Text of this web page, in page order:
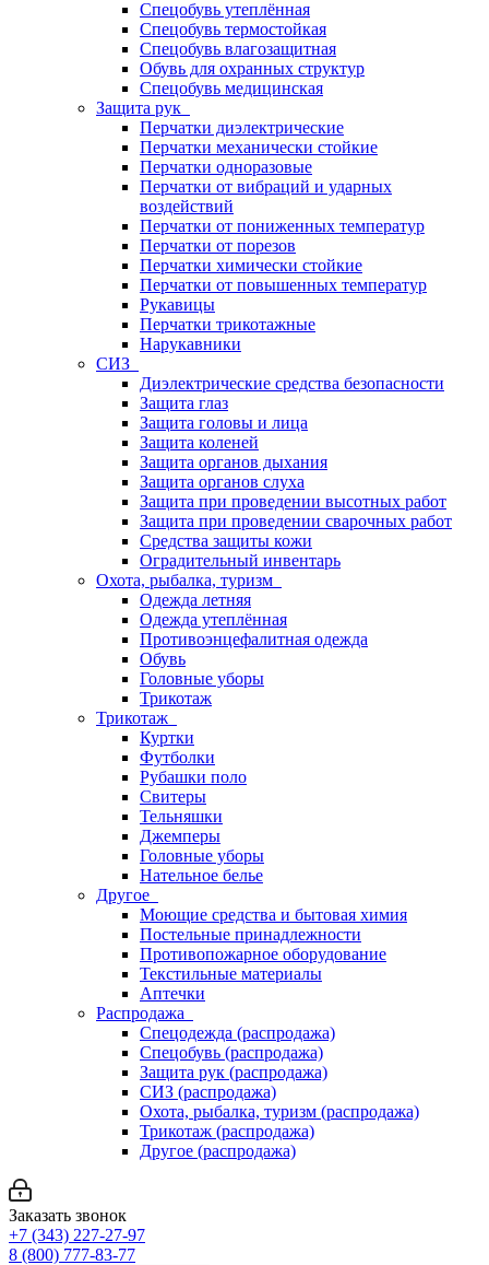
Спецобувь утеплённая
Спецобувь термостойкая
Спецобувь влагозащитная
Обувь для охранных структур
Спецобувь медицинская
Защита рук
Перчатки диэлектрические
Перчатки механически стойкие
Перчатки одноразовые
Перчатки от вибраций и ударных
воздействий
Перчатки от пониженных температур
Перчатки от порезов
Перчатки химически стойкие
Перчатки от повышенных температур
Рукавицы
Перчатки трикотажные
Нарукавники
СИЗ
Диэлектрические средства безопасности
Защита глаз
Защита головы и лица
Защита коленей
Защита органов дыхания
Защита органов слуха
Защита при проведении высотных работ
Защита при проведении сварочных работ
Средства защиты кожи
Оградительный инвентарь
Охота, рыбалка, туризм
Одежда летняя
Одежда утеплённая
Противоэнцефалитная одежда
Обувь
Головные уборы
Трикотаж
Трикотаж
Куртки
Футболки
Рубашки поло
Свитеры
Тельняшки
Джемперы
Головные уборы
Нательное белье
Другое
Моющие средства и бытовая химия
Постельные принадлежности
Противопожарное оборудование
Текстильные материалы
Аптечки
Распродажа
Спецодежда (распродажа)
Спецобувь (распродажа)
Защита рук (распродажа)
СИЗ (распродажа)
Охота, рыбалка, туризм (распродажа)
Трикотаж (распродажа)
Другое (распродажа)
Заказать звонок
+7 (343) 227-27-97
8 (800) 777-83-77